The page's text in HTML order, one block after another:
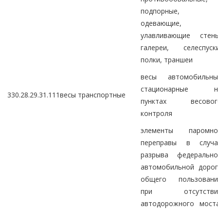
подпорные,
одевающие,
улавливающие
галереи,
полки, траншеи
330.28.29.31.111весы транспортные
весы
стационарные
пунктах
контроля
элементы
переправы в
разрыва
автомобильной
общего
при
автодорожного